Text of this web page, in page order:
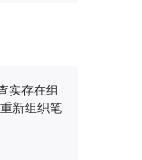
实存在组
新组织笔